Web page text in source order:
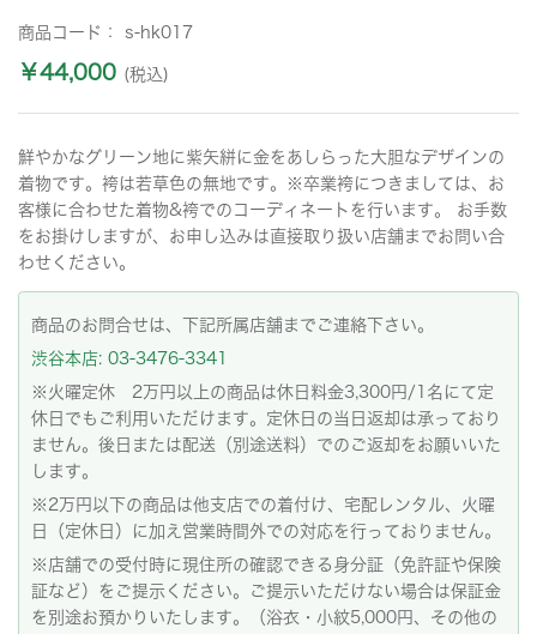
商品コード： s-hk017
￥44,000 (税込)
鮮やかなグリーン地に紫矢絣に金をあしらった大胆なデザインの
着物です。袴は若草色の無地です。※卒業袴につきましては、お
客様に合わせた着物&袴でのコーディネートを行います。 お手数
をお掛けしますが、お申し込みは直接取り扱い店舗までお問い合
わせください。
商品のお問合せは、下記所属店舗までご連絡下さい。
渋谷本店: 03-3476-3341
※火曜定休 2万円以上の商品は休日料金3,300円/1名にて定
休日でもご利用いただけます。定休日の当日返却は承っており
ません。後日または配送（別途送料）でのご返却をお願いいた
します。
※2万円以下の商品は他支店での着付け、宅配レンタル、火曜
日（定休日）に加え営業時間外での対応を行っておりません。
※店舗での受付時に現住所の確認できる身分証（免許証や保険
証など）をご提示ください。ご提示いただけない場合は保証金
を別途お預かりいたします。（浴衣・小紋5,000円、その他の